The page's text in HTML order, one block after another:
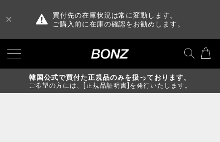
買付先の在庫状況は常に変動します。
ご購入前に在庫の確認をお勧めします。
韓国公式で買付た正規品のみを扱っております。
ご希望の方には、[正規品証明書]を発行いたします。